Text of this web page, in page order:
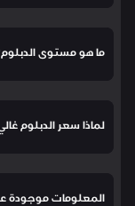
ما هو مستوى
لماذا سعر الدبلوم
المعلومات موجودة